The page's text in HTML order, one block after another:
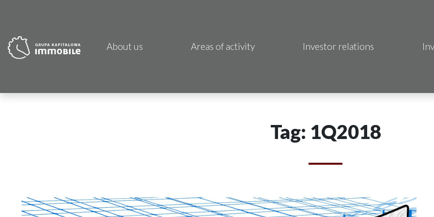
About us Areas of activity
CDI KB Sp. z o.o.
Investor relations
Tag: 1Q2018